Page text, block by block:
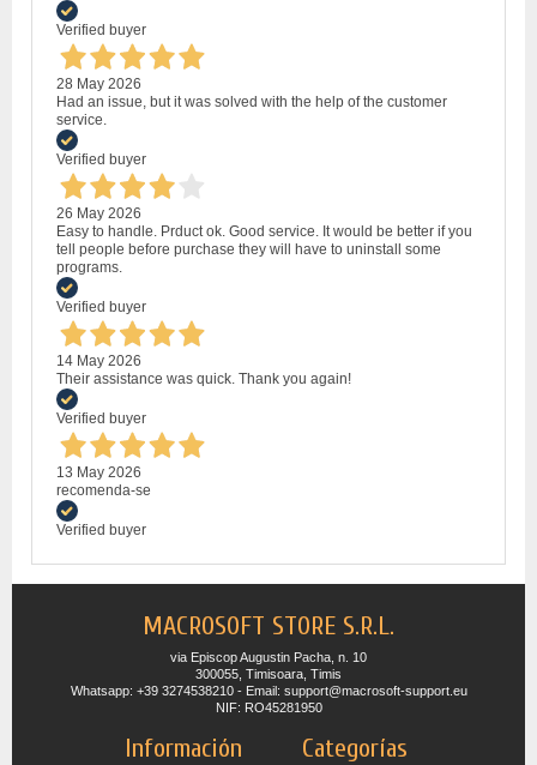
Verified buyer
28 May 2026
Had an issue, but it was solved with the help of the customer
service.
Verified buyer
26 May 2026
Easy to handle. Prduct ok. Good service. It would be better if you
tell people before purchase they will have to uninstall some
programs.
Verified buyer
14 May 2026
Their assistance was quick. Thank you again!
Verified buyer
13 May 2026
recomenda-se
Verified buyer
MACROSOFT STORE S.R.L.
via Episcop Augustin Pacha, n. 10
300055, Timisoara, Timis
Whatsapp: +39 3274538210 - Email: support@macrosoft-support.eu
NIF: RO45281950
Información Categorías